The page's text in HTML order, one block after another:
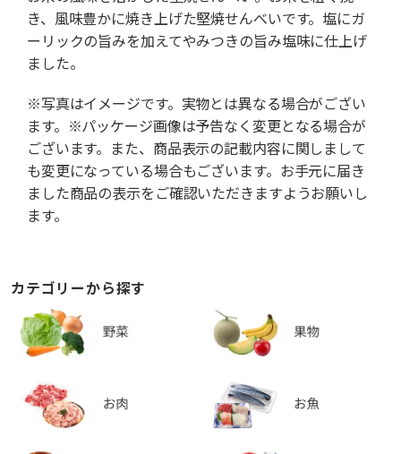
き、風味豊かに焼き上げた堅焼せんべいです。塩にガ
ーリックの旨みを加えてやみつきの旨み塩味に仕上げ
ました。
※写真はイメージです。実物とは異なる場合がござい
ます。※パッケージ画像は予告なく変更となる場合が
ございます。また、商品表示の記載内容に関しまして
も変更になっている場合もございます。お手元に届き
ました商品の表示をご確認いただきますようお願いし
ます。
カテゴリーから探す